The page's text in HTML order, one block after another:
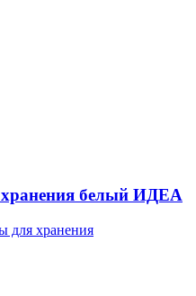
белый ИДЕА
для хранения